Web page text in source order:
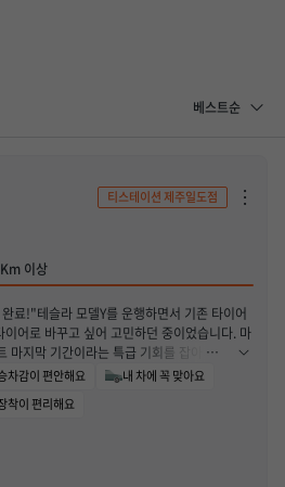
티스테이션 제주일도점
이상
료!" ​테슬라 모델Y를 운행하면서 기존 타이어
어로 바꾸고 싶어 고민하던 중이었습니다. 마
마지막 기간이라는 특급 기회를 잡아서 드디어
두 교체하고 왔습니다! 전기차 커뮤니티에서
대 반, 설렘 반으로 예약 구매 후 교체했습니다
해서 실물로 본 아이온 타이어는 트레드 패턴
게 받쳐줄 것처럼 믿음직스러웠습니다. 작업
경 써서 사용해 주시고, 휠 스크래치 없이 아
해 주셨습니다. 새 신발을 신은 모델Y를 보니
차감이 편안해요
내 차에 꼭 맞아요
착이 편리해요